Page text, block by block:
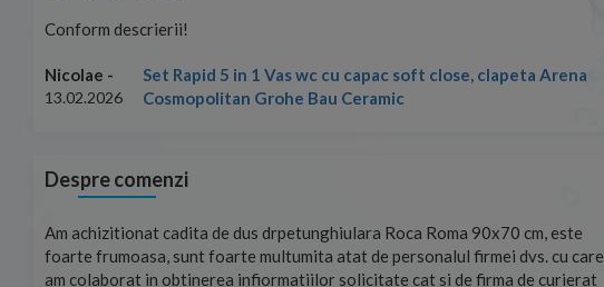
Conform descrierii!
Nicolae -
13.02.2026
Set Rapid 5 in 1 Vas wc cu capac soft close, clapeta Arena
Cosmopolitan Grohe Bau Ceramic
Despre comenzi
Am achizitionat cadita de dus drpetunghiulara Roca Roma 90x70 cm, este
foarte frumoasa, sunt foarte multumita atat de personalul firmei dvs. cu care
am colaborat in obtinerea infiormatiilor solicitate cat si de firma de curierat